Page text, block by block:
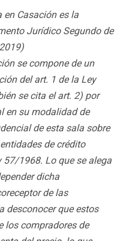
en Casación es la
Jurídico Segundo de
se compone de un
del art. 1 de la Ley
se cita el art. 2) por
en su modalidad de
de esta sala sobre
de crédito
57/1968. Lo que se alega
dicha
de las
desconocer que estos
los compradores de